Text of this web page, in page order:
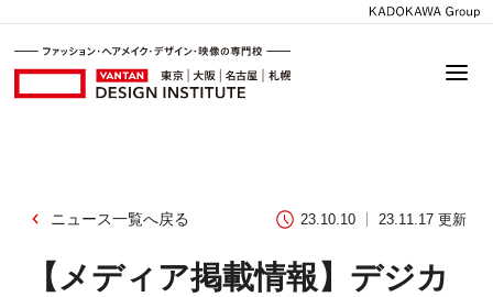
ニュース一覧へ戻る 23.10.10 23.11.17 更新
【メディア掲載情報】デジカ